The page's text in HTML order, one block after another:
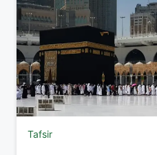
Tafsir